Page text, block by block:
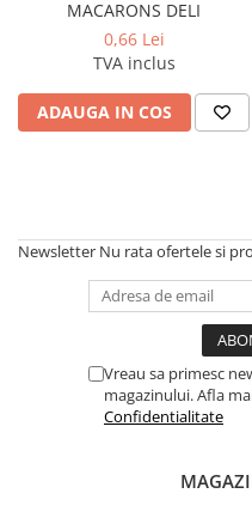
MACARONS DELI
0,66 Lei
TVA inclus
ADAUGA IN COS
Newsletter Nu rata ofertele si
Vreau sa primesc
magazinului. Afla
Confidentialitate